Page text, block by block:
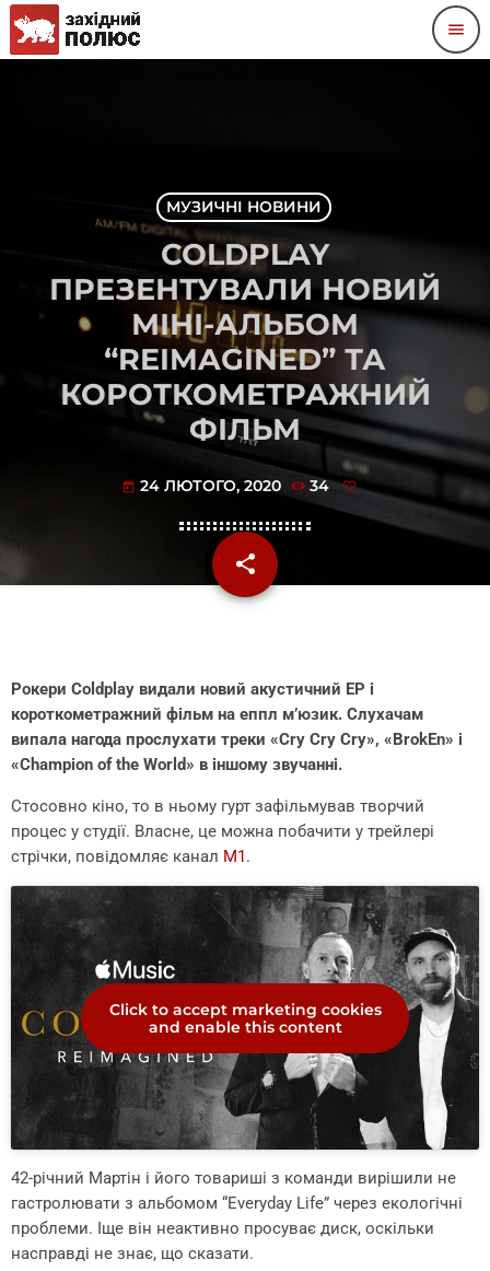
menu
МУЗИЧНІ НОВИНИ
COLDPLAY
ПРЕЗЕНТУВАЛИ НОВИЙ
МІНІ-АЛЬБОМ
“REIMAGINED” ТА
КОРОТКОМЕТРАЖНИЙ
ФІЛЬМ
today 24 ЛЮТОГО, 2020 34
share
email
Рокери Coldplay видали новий акустичний EP і
короткометражний фільм на еппл м’юзик. Слухачам
випала нагода прослухати треки «Cry Cry Cry», «BrokEn» і
«Champion of the World» в іншому звучанні.
Стосовно кіно, то в ньому гурт зафільмував творчий
процес у студії. Власне, це можна побачити у трейлері
стрічки, повідомляє канал М1 .
Click to accept marketing cookies
and enable this content
42-річний Мартін і його товариші з команди вирішили не
гастролювати з альбомом “Everyday Life” через екологічні
проблеми. Іще він неактивно просуває диск, оскільки
насправді не знає, що сказати.